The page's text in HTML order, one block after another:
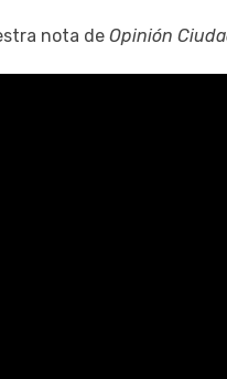
nota de Opinión